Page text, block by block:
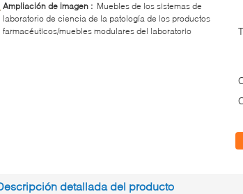
Ampliación de imagen : Muebles de los sistemas de
laboratorio de ciencia de la patología de los productos
farmacéuticos/muebles modulares del laboratorio
detallada del producto